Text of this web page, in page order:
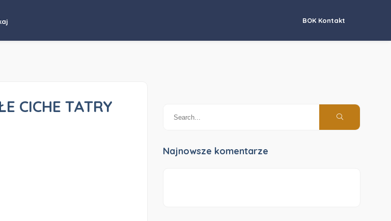
BOK Kontakt
CICHE TATRY
Najnowsze komentarze